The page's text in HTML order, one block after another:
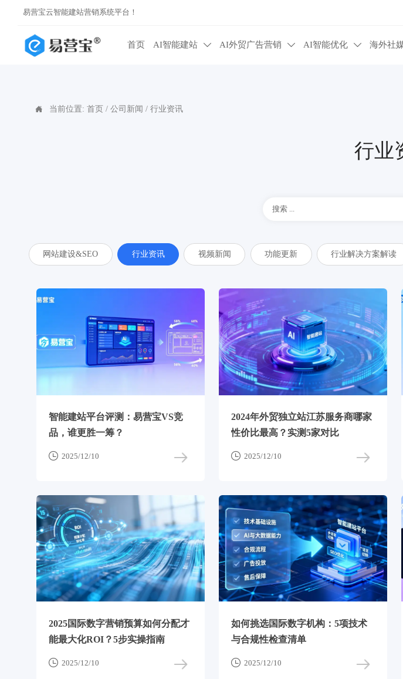
易营宝云智能建站营销系统平台！
首页 AI智能建站  AI外贸广告营销  AI智能优化  海外社
 当前位置: 首页/ 公司新闻 / 行业资讯
行业
网站建设&SEO 行业资讯 视频新闻 功能更新 行业解决方案解读
智能建站平台评测：易营宝VS竞
品，谁更胜一筹？
 2025/12/10
2024年外贸独立站江苏服务商哪家
性价比最高？实测5家对比
 2025/12/10
2025国际数字营销预算如何分配才
能最大化ROI？5步实操指南
 2025/12/10
如何挑选国际数字机构：5项技术
与合规性检查清单
 2025/12/10